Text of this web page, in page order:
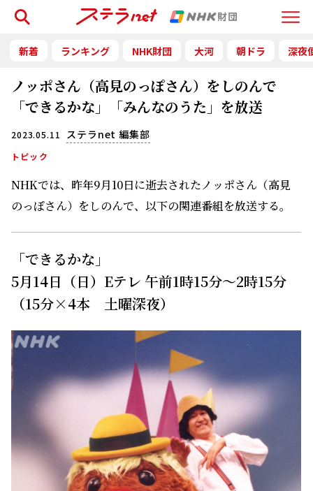
Menu
検索
新着 ランキング NHK財団 大河 朝ドラ 深夜
ノッポさん（高見のっぽさん）をしのんで
「できるかな」「みんなのうた」を放送
2023.05.11 ステラnet 編集部
トピック
NHKでは、昨年9月10日に逝去されたノッポさん（高見
のっぽさん）をしのんで、以下の関連番組を放送する。
「できるかな」
5月14日（日）Eテレ 午前1時15分～2時15分
（15分×4本 土曜深夜）